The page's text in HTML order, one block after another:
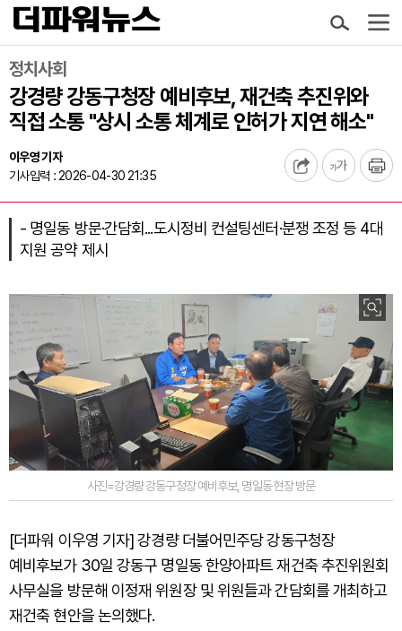
정치사회
강경량 강동구청장 예비후보, 재건축 추진위와
직접 소통 "상시 소통 체계로 인허가 지연 해소"
이우영 기자
기사입력 : 2026-04-30 21:35
- 명일동 방문·간담회...도시정비 컨설팅센터·분쟁 조정 등 4대
지원 공약 제시
사진=강경량 강동구청장 예비후보, 명일동 현장 방문
[더파워 이우영 기자] 강경량 더불어민주당 강동구청장
예비후보가 30일 강동구 명일동 한양아파트 재건축 추진위원회
사무실을 방문해 이정재 위원장 및 위원들과 간담회를 개최하고
재건축 현안을 논의했다.